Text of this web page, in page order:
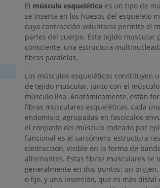
El músculo esquelético es un tipo de
se inserta en los huesos del esqueleto
cuya contracción voluntaria permite el
partes del cuerpo. Este tejido muscular
consciente, una estructura
fibras paralelas.
Los músculos esqueléticos constituyen
de tejido muscular, junto con el
músculo liso. Anatómicamente, están
fibras musculares esqueléticas, cada
endomisio, agrupadas en fascículos
el conjunto del músculo rodeado por
funcional es el sarcómero, estructura
contracción, visible en la forma de
alternantes. Estas fibras musculares se
generalmente en dos puntos: un
o fijo, y una inserción, que es más distal